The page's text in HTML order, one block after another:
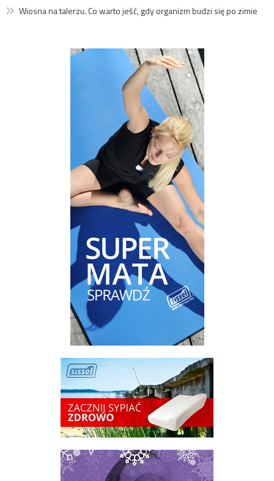
Wiosna na talerzu. Co warto jeść, gdy organizm budzi się po zimie